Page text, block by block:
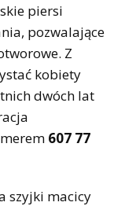
piersi
pozwalające
Z
kobiety
dwóch lat
607 77
szyjki macicy